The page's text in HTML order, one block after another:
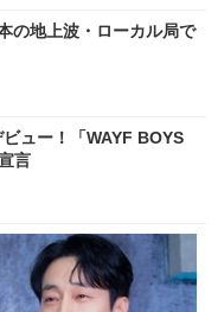
の地上波・ローカル局で
ュー！「WAYF BOYS
言